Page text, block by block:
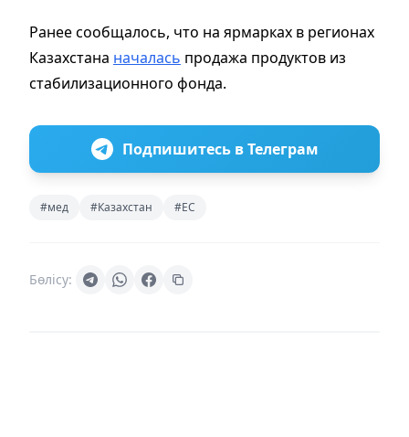
Ранее сообщалось, что на ярмарках в регионах
Казахстана началась продажа продуктов из
стабилизационного фонда.
Подпишитесь в Телеграм
#мед #Казахстан #ЕС
Бөлісу: